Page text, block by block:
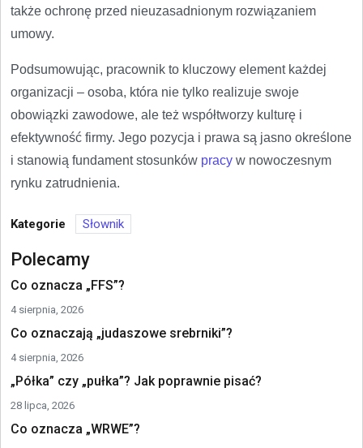
także ochronę przed nieuzasadnionym rozwiązaniem
umowy.
Podsumowując, pracownik to kluczowy element każdej
organizacji – osoba, która nie tylko realizuje swoje
obowiązki zawodowe, ale też współtworzy kulturę i
efektywność firmy. Jego pozycja i prawa są jasno określone
i stanowią fundament stosunków pracy w nowoczesnym
rynku zatrudnienia.
Kategorie Słownik
Polecamy
Co oznacza „FFS”?
4 sierpnia, 2026
Co oznaczają „judaszowe srebrniki”?
4 sierpnia, 2026
„Półka” czy „pułka”? Jak poprawnie pisać?
28 lipca, 2026
Co oznacza „WRWE”?